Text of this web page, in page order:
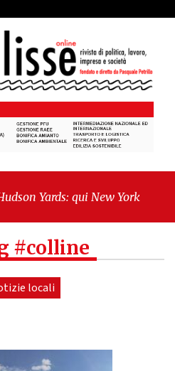
Yards: qui New York morde il
#colline
locali